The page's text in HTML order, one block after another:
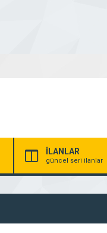
İLANLAR
güncel seri ilanlar